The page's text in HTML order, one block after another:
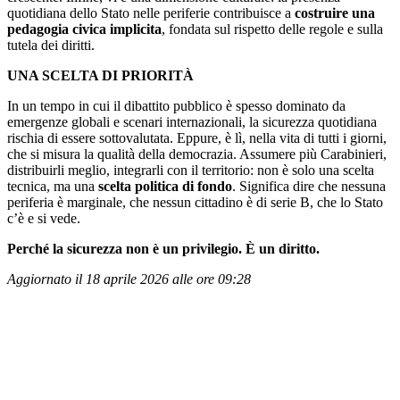
quotidiana dello Stato nelle periferie contribuisce a costruire una
pedagogia civica implicita, fondata sul rispetto delle regole e sulla
tutela dei diritti.
UNA SCELTA DI PRIORITÀ
In un tempo in cui il dibattito pubblico è spesso dominato da
emergenze globali e scenari internazionali, la sicurezza quotidiana
rischia di essere sottovalutata. Eppure, è lì, nella vita di tutti i giorni,
che si misura la qualità della democrazia. Assumere più Carabinieri,
distribuirli meglio, integrarli con il territorio: non è solo una scelta
tecnica, ma una scelta politica di fondo. Significa dire che nessuna
periferia è marginale, che nessun cittadino è di serie B, che lo Stato
c’è e si vede.
Perché la sicurezza non è un privilegio. È un diritto.
Aggiornato il 18 aprile 2026 alle ore 09:28